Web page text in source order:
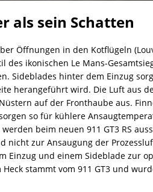
als sein Schatten
Öffnungen in den Kotflügeln
ikonischen Le Mans-
Sideblades hinter dem Einzug
herangeführt wird. Die Luft aus
auf der Fronthaube aus.
so für kühlere
beim neuen 911 GT3 RS
nicht zur Ansaugung der
Einzug und einem Sideblade zur
stammt vom 911 GT3 und